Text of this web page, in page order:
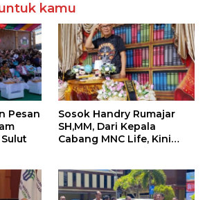
kamu
Pesan
Sosok Handry Rumajar
SH,MM, Dari Kepala
Cabang MNC Life, Kini